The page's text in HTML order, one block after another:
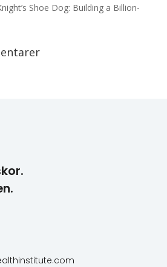
Shoe Dog: Building a Billion-